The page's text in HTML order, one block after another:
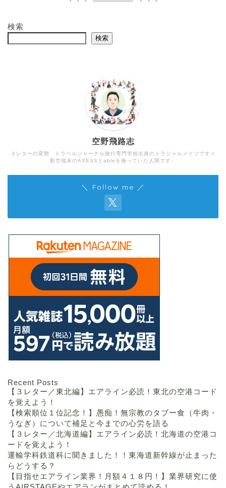
検索
検索
３レターの変態 トラベルジャーナル旅行専門学校出身のトラジャルメイツです☆
航空端末のAXESSとableを操っていた人間です。
空野飛路志
＼ Follow me ／
Recent Posts
【３レター／東北編】エアライン必読！東北の空港コード
を覚えよう！
【検索順位１位記念！】愚痴！無宗教のタブー食（牛肉・
うなぎ）について補足と今までの心労を語る
【３レター／北海道編】エアライン必読！北海道の空港コ
ードを覚えよう！
運輸学科鉄道科に聞きました！！東海道新幹線が止まった
らどうする？
【目指せエアライン業界！月額４１８円！】業界研究に使